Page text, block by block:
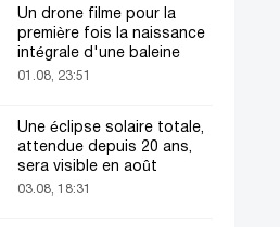
Un drone filme pour la
première fois la naissance
intégrale d'une baleine
01.08, 23:51
Une éclipse solaire totale,
attendue depuis 20 ans,
sera visible en août
03.08, 18:31